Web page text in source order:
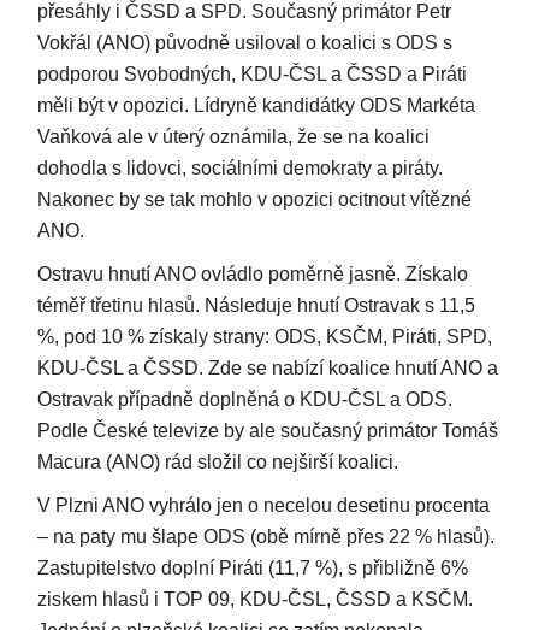
přesáhly i ČSSD a SPD. Současný primátor Petr
Vokřál (ANO) původně usiloval o koalici s ODS s
podporou Svobodných, KDU-ČSL a ČSSD a Piráti
měli být v opozici. Lídryně kandidátky ODS Markéta
Vaňková ale v úterý oznámila, že se na koalici
dohodla s lidovci, sociálními demokraty a piráty.
Nakonec by se tak mohlo v opozici ocitnout vítězné
ANO.
Ostravu hnutí ANO ovládlo poměrně jasně. Získalo
téměř třetinu hlasů. Následuje hnutí Ostravak s 11,5
%, pod 10 % získaly strany: ODS, KSČM, Piráti, SPD,
KDU-ČSL a ČSSD. Zde se nabízí koalice hnutí ANO a
Ostravak případně doplněná o KDU-ČSL a ODS.
Podle České televize by ale současný primátor Tomáš
Macura (ANO) rád složil co nejširší koalici.
V Plzni ANO vyhrálo jen o necelou desetinu procenta
– na paty mu šlape ODS (obě mírně přes 22 % hlasů).
Zastupitelstvo doplní Piráti (11,7 %), s přibližně 6%
ziskem hlasů i TOP 09, KDU-ČSL, ČSSD a KSČM.